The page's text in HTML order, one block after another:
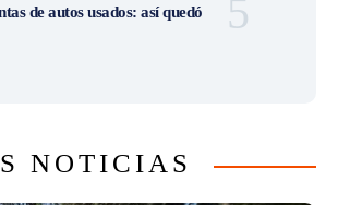
de autos usados: así quedó
NOTICIAS